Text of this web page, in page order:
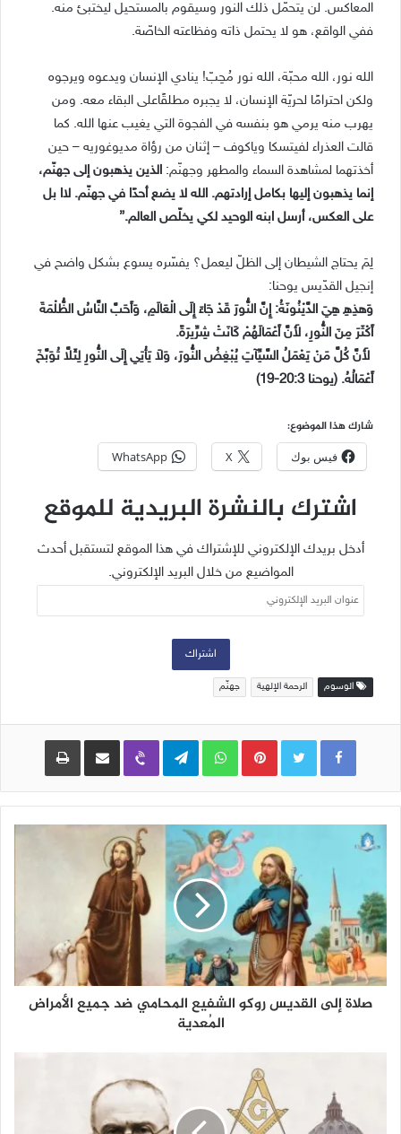
المعاكس. لن يتحمّل ذلك النور وسيقوم بالمستحيل ليختبئ منه.
ففي الواقع، هو لا يحتمل ذاته وفظاعته الخاصّة.
الله نور، الله محبّة، الله نور مُحِبّ! ينادي الإنسان ويدعوه ويرجوه
ولكن احترامًا لحريّة الإنسان، لا يجبره مطلقًاعلى البقاء معه. ومن
يهرب منه يرمي هو بنفسه في الفجوة التي يغيب عنها الله. كما
قالت العذراء لفيتسكا وياكوف – إثنان من رؤاة مديوغوريه – حين
أخذتهما لمشاهدة السماء والمطهر وجهنّم: الذين يذهبون إلى جهنّم،
إنما يذهبون إليها بكامل إرادتهم. الله لا يضع أحدًا في جهنّم. لاا بل
على العكس، أرسل ابنه الوحيد لكي يخلّص العالم.”
لِمَ يحتاج الشيطان إلى الظلّ ليعمل؟ يفسّره يسوع بشكل واضح في
إنجيل القدّيس يوحنا:
وَهذِهِ هِيَ الدَّيْنُونَةُ: إِنَّ النُّورَ قَدْ جَاءَ إِلَى الْعَالَمِ، وَأَحَبَّ النَّاسُ الظُّلْمَةَ
أَكْثَرَ مِنَ النُّورِ، لأَنَّ أَعْمَالَهُمْ كَانَتْ شِرِّيرَةً.
لأَنَّ كُلَّ مَنْ يَعْمَلُ السَّيِّآتِ يُبْغِضُ النُّورَ، وَلاَ يَأْتِي إِلَى النُّورِ لِئَلاَّ تُوَبَّخَ
أَعْمَالُهُ. (يوحنا 20:3-19)
شارك هذا الموضوع:
فيس بوك X
WhatsApp
اشترك بالنشرة البريدية للموقع
أدخل بريدك الإلكتروني للإشتراك في هذا الموقع لتستقبل أحدث
المواضيع من خلال البريد الإلكتروني.
عنوان
البريد
اشتراك
الوسوم الرحمة الإلهية جهنّم
Pinterest
WhatsApp
Telegram
Viber مشاركة عبر البريد طباعة
صلاة إلى القديس روكو الشفيع المحامي ضد جميع الأمراض
المُعدية